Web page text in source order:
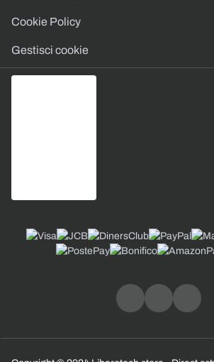
Cookie Policy
Gestisci cookie